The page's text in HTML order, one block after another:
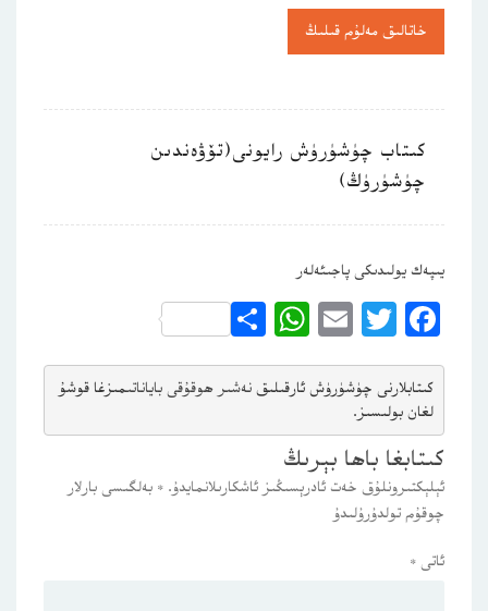
خاتالىق مەلۇم قىلىڭ
كىتاب چۈشۈرۈش رايونى(تۆۋەندىن
چۈشۈرۈڭ)
يىپەك يولىدىكى پاجىئەلەر
Facebook
Twitter
Email
WhatsApp
Share
كىتابلارنى چۈشۈرۈش ئارقىلىق نەشىر ھوقۇقى باياناتىمىزغا قوشۇ
لغان بولىسىز.
كىتابغا باھا بېرىڭ
ئېلېكتىرونلۇق خەت ئادرېسىڭىز ئاشكارىلانمايدۇ. * بەلگىسى بارلار
چوقۇم تولدۇرۇلىدۇ
ئاتى *